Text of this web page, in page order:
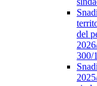
del
300/